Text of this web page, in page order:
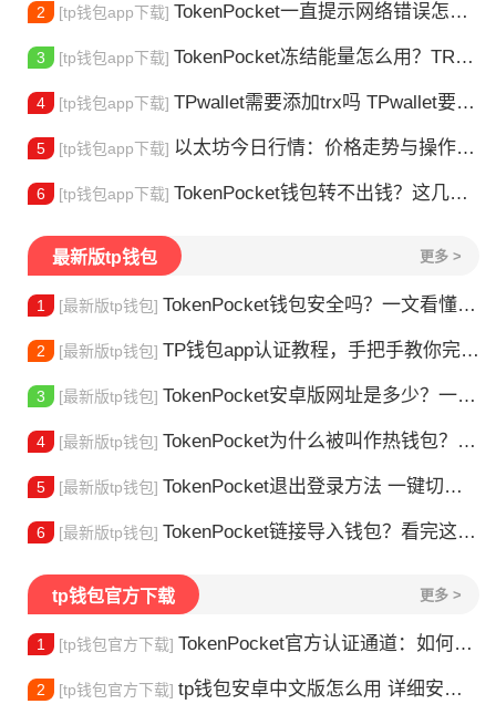
2 [tp钱包app下载] TokenPocket一直提示网络错误怎么办？这几个方法帮你快速解决
3 [tp钱包app下载] TokenPocket冻结能量怎么用？TRX冻结获取能量详解
4 [tp钱包app下载] TPwallet需要添加trx吗 TPwallet要不要充TRX？一文说清
5 [tp钱包app下载] 以太坊今日行情：价格走势与操作建议
6 [tp钱包app下载] TokenPocket钱包转不出钱？这几种情况你可能遇到过
最新版tp钱包 更多 >
1 [最新版tp钱包] TokenPocket钱包安全吗？一文看懂真实风险
2 [最新版tp钱包] TP钱包app认证教程，手把手教你完成身份验证
3 [最新版tp钱包] TokenPocket安卓版网址是多少？一文教你安全下载
4 [最新版tp钱包] TokenPocket为什么被叫作热钱包？一文讲清楚
5 [最新版tp钱包] TokenPocket退出登录方法 一键切换账号超简单
6 [最新版tp钱包] TokenPocket链接导入钱包？看完这篇就懂了
tp钱包官方下载 更多 >
1 [tp钱包官方下载] TokenPocket官方认证通道：如何找到真正的官方渠道
2 [tp钱包官方下载] tp钱包安卓中文版怎么用 详细安装教程